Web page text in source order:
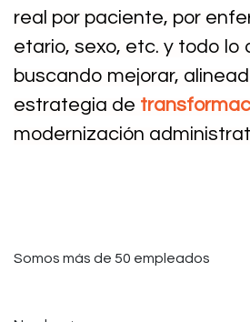
real por paciente, por
etario, sexo, etc. y todo lo
buscando mejorar,
estrategia de
modernización
Somos más de 50 empleados